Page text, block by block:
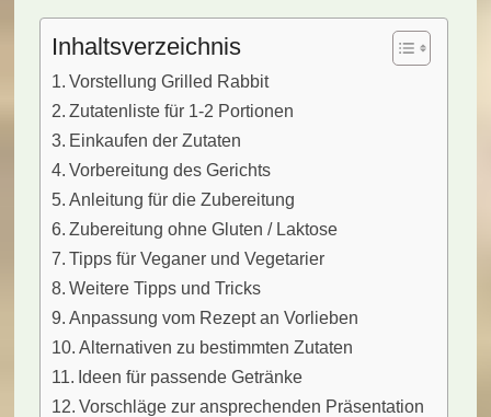
Inhaltsverzeichnis
Vorstellung Grilled Rabbit
Zutatenliste für 1-2 Portionen
Einkaufen der Zutaten
Vorbereitung des Gerichts
Anleitung für die Zubereitung
Zubereitung ohne Gluten / Laktose
Tipps für Veganer und Vegetarier
Weitere Tipps und Tricks
Anpassung vom Rezept an Vorlieben
Alternativen zu bestimmten Zutaten
Ideen für passende Getränke
Vorschläge zur ansprechenden Präsentation